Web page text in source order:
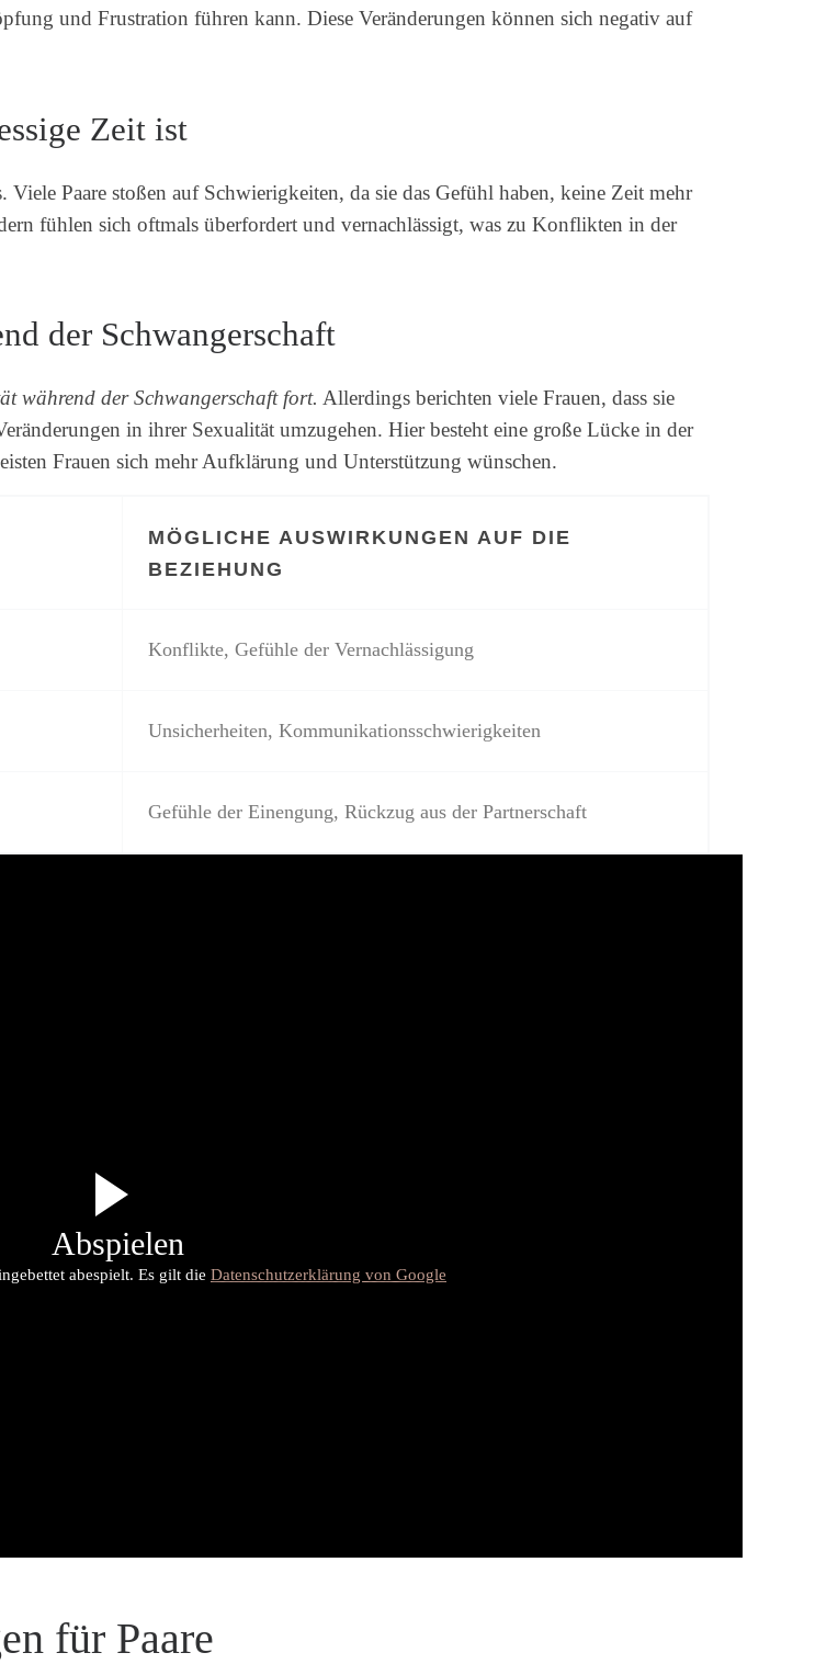
und Frustration führen kann. Diese Veränderungen können sich negativ auf
Zeit ist
Paare stoßen auf Schwierigkeiten, da sie das Gefühl haben, keine Zeit mehr
fühlen sich oftmals überfordert und vernachlässigt, was zu Konflikten in der
der Schwangerschaft
während der Schwangerschaft fort. Allerdings berichten viele Frauen, dass sie
in ihrer Sexualität umzugehen. Hier besteht eine große Lücke in der
Frauen sich mehr Aufklärung und Unterstützung wünschen.
MÖGLICHE AUSWIRKUNGEN AUF DIE
BEZIEHUNG
Konflikte, Gefühle der Vernachlässigung
Unsicherheiten, Kommunikationsschwierigkeiten
Gefühle der Einengung, Rückzug aus der Partnerschaft
Abspielen
abespielt. Es gilt die Datenschutzerklärung von Google
für Paare